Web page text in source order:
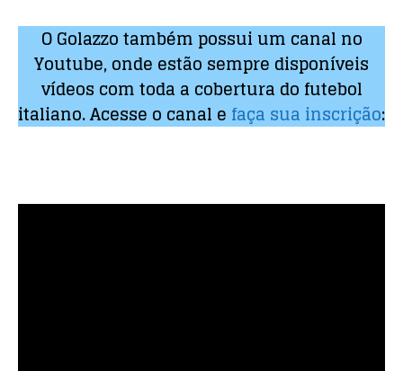
O Golazzo também possui um canal no
Youtube, onde estão sempre disponíveis
vídeos com toda a cobertura do futebol
italiano. Acesse o canal e faça sua inscrição: